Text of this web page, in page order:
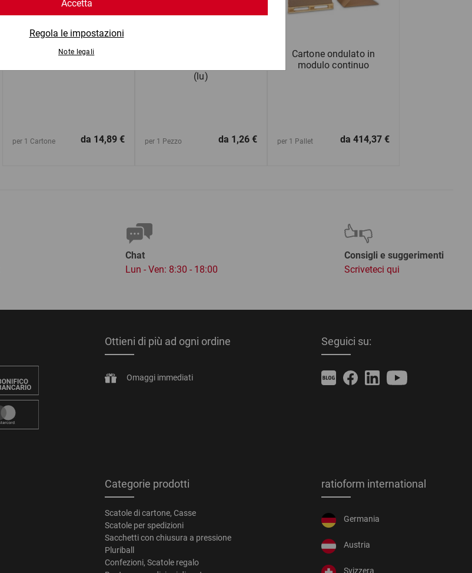
Paglia di carta SizzlePak,
per 1 Cartone da 14,89 €
(lu)
per 1 Pezzo da 1,26 €
Cartone ondulato in
modulo continuo
per 1 Pallet da 414,37 €
Chat
Lun - Ven: 8:30 - 18:00
Consigli e suggerimenti
Scriveteci qui
Ottieni di più ad ogni ordine
Omaggi immediati
Seguici su:
Categorie prodotti
Scatole di cartone, Casse
Scatole per spedizioni
Sacchetti con chiusura a pressione
Pluriball
Confezioni, Scatole regalo
ratioform international
Germania
Austria
Svizzera